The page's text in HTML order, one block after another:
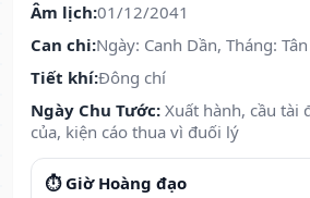
Âm lịch:01/12/2041
Can chi:Ngày: Canh Dần, Tháng:
Tiết khí:Đông chí
Ngày Chu Tước: Xuất hành, cầu tài
của, kiện cáo thua vì đuối lý
⏱️ Giờ Hoàng đạo